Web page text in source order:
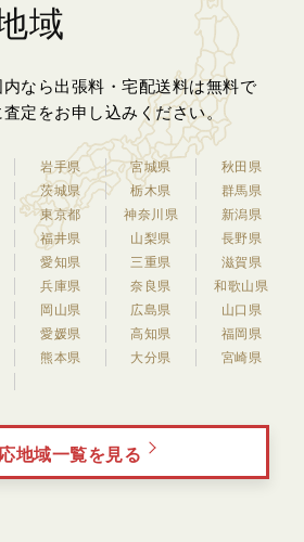
域
なら出張料・宅配送料は無料で
定をお申し込みください。
岩手県 宮城県
秋田県
茨城県 栃木県
群馬県
東京都 神奈川県
新潟県
福井県 山梨県
長野県
愛知県 三重県
滋賀県
兵庫県 奈良県
和歌山県
岡山県 広島県
山口県
愛媛県 高知県
福岡県
熊本県 大分県
宮崎県
地域一覧を見る